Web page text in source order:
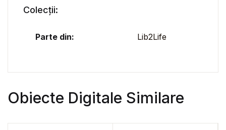
Colecții:
Parte din: Lib2Life
Obiecte Digitale Similare